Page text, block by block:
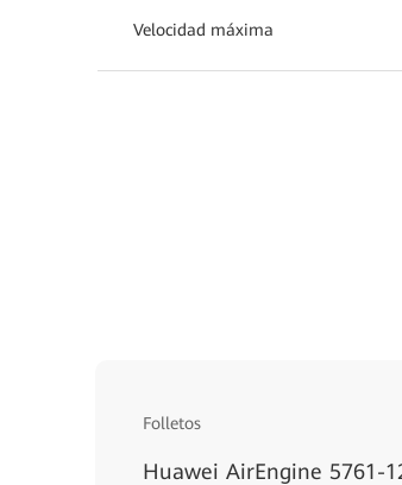
Velocidad máxima
Folletos
Huawei AirEngine 5761-